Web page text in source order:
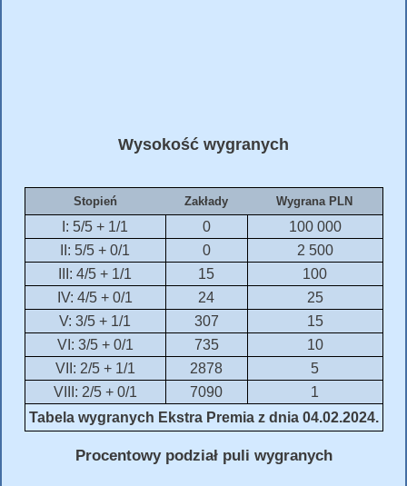
Wysokość wygranych
Stopień Zakłady Wygrana PLN
I: 5/5 + 1/1 0
100 000
II: 5/5 + 0/1
0
2 500
III: 4/5 + 1/1
15
100
IV: 4/5 + 0/1
24
25
V: 3/5 + 1/1
307
15
VI: 3/5 + 0/1
735
10
VII: 2/5 + 1/1
2878
5
VIII: 2/5 + 0/1
7090
1
Tabela wygranych Ekstra Premia z dnia 04.02.2024.
Procentowy podział puli wygranych